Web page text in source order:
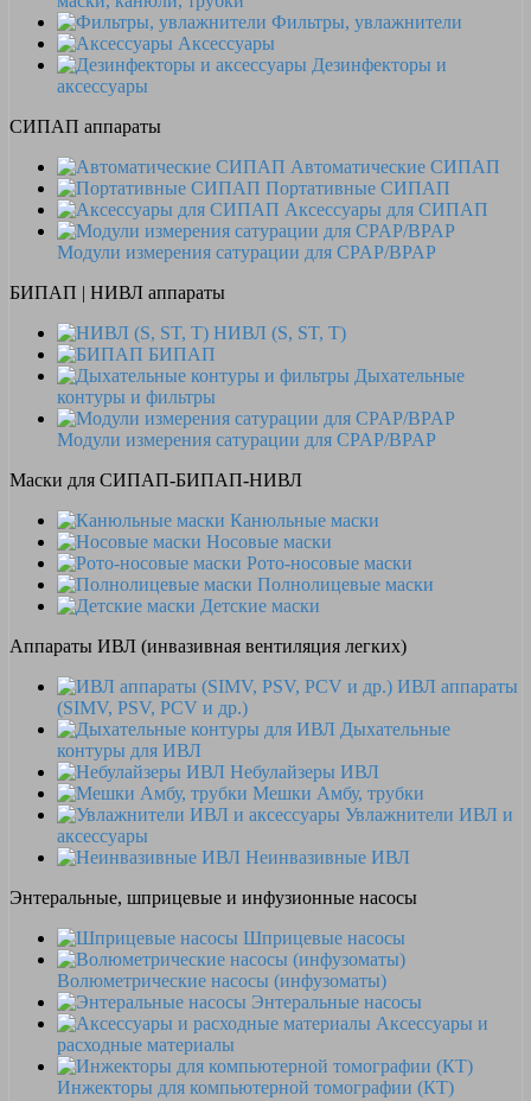
Фильтры, увлажнители
Аксессуары
Дезинфекторы и
аксессуары
СИПАП аппараты
Автоматические СИПАП
Портативные СИПАП
Аксессуары для СИПАП
Модули измерения сатурации для CPAP/BPAP
БИПАП | НИВЛ аппараты
НИВЛ (S, ST, T)
БИПАП
Дыхательные
контуры и фильтры
Модули измерения сатурации для CPAP/BPAP
Маски для СИПАП-БИПАП-НИВЛ
Канюльные маски
Носовые маски
Рото-носовые маски
Полнолицевые маски
Детские маски
Аппараты ИВЛ (инвазивная вентиляция легких)
ИВЛ аппараты
(SIMV, PSV, PCV и др.)
Дыхательные
контуры для ИВЛ
Небулайзеры ИВЛ
Мешки Амбу, трубки
Увлажнители ИВЛ и
аксессуары
Неинвазивные ИВЛ
Энтеральные, шприцевые и инфузионные насосы
Шприцевые насосы
Волюметрические насосы (инфузоматы)
Энтеральные насосы
Аксессуары и
расходные материалы
Инжекторы для компьютерной томографии (КТ)